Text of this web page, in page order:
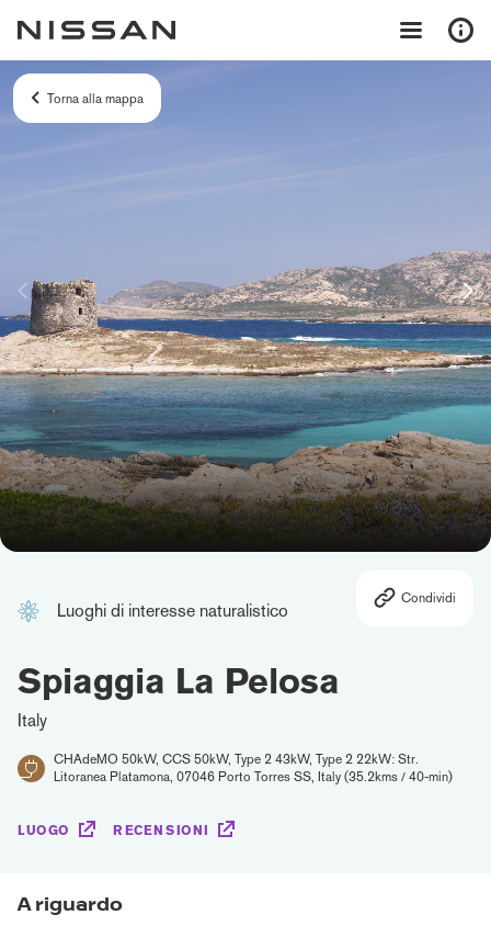
Luoghi di interesse naturalistico
Condividi
Spiaggia La Pelosa
Italy
CHAdeMO 50kW, CCS 50kW, Type 2 43kW, Type 2 22kW: Str.
Litoranea Platamona, 07046 Porto Torres SS, Italy (35.2kms / 40-min)
LUOGO RECENSIONI
A riguardo
Torna alla mappa